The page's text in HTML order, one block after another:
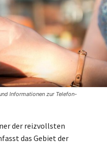
Informationen zur Telefon-
der reizvollsten
das Gebiet der